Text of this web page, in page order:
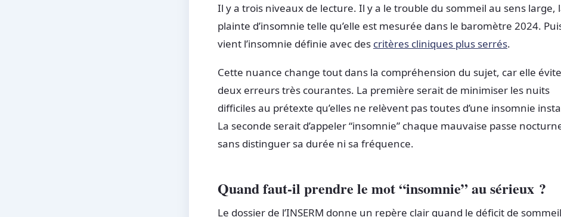
Il y a trois niveaux de lecture. Il y a le trouble du sommeil au sens large,
plainte d’insomnie telle qu’elle est mesurée dans le baromètre 2024.
vient l’insomnie définie avec des critères cliniques plus serrés.
Cette nuance change tout dans la compréhension du sujet, car elle évite
deux erreurs très courantes. La première serait de minimiser les nuits
difficiles au prétexte qu’elles ne relèvent pas toutes d’une insomnie
La seconde serait d’appeler “insomnie” chaque mauvaise passe
sans distinguer sa durée ni sa fréquence.
Quand faut-il prendre le mot “insomnie” au sérieux ?
Le dossier de l’INSERM donne un repère clair quand le déficit de